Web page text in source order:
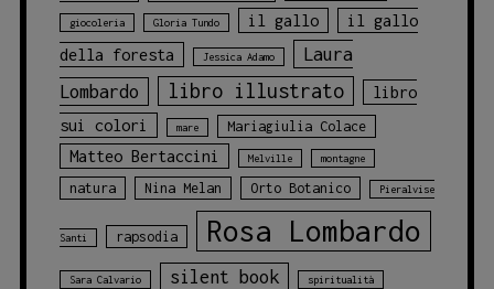
giocoleria Gloria Tundo il gallo
il gallo
della foresta
Jessica Adamo
Laura
Lombardo
libro illustrato
libro
sui colori
mare Mariagiulia Colace
Matteo Bertaccini Melville montagne
natura Nina Melan Orto Botanico Pieralvise
Santi rapsodia Rosa Lombardo
Sara Calvario silent book spiritualità